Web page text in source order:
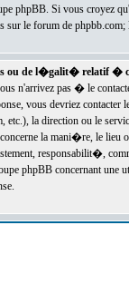
phpBB. Si vous croyez
sur le forum de
ou de l�galit� relatif �
n'arrivez pas � le
vous devriez
la direction ou le
la mani�re, le
responsabilit�,
phpBB concernant une